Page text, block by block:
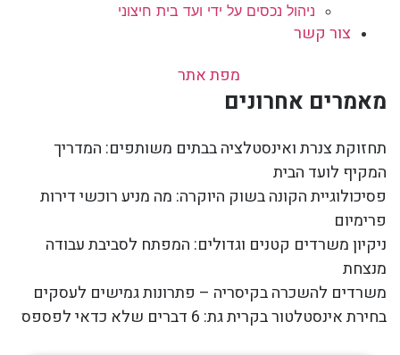
ניהול נכסים על ידי ועד בית חיצוני
צור קשר
מפת אתר
מאמרים אחרונים
תחזוקת צנרת ואינסטלציה בבתים משותפים: המדריך
המקיף לועד הבית
פסיכולוגיית הקונה בשוק היוקרה: מה מניע רוכשי דירות
פרימיום
ניקיון משרדים קטנים וגדולים: המפתח לסביבת עבודה
מנצחת
משרדים להשכרה בקיסריה – פתרונות גמישים לעסקים
בחירת אינסטלטור בקרית גת: 6 דברים שלא כדאי לפספס